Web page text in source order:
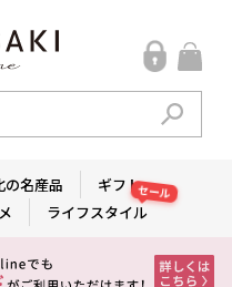
の名産品
ギフト
ライフスタイル
セール